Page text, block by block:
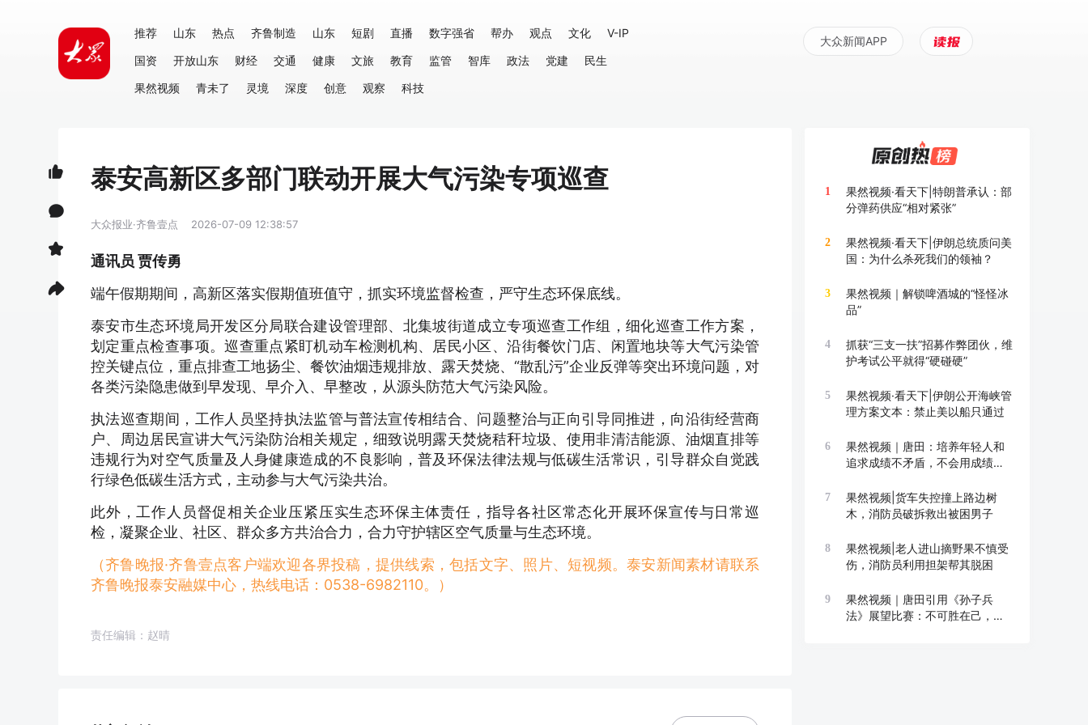
推荐 山东 热点 齐鲁制造 山东 短剧 直播 数字强省 帮办 观点 文化
V-IP
国资
开放山东 财经 交通 健康 文旅 教育 监管 智库 政法 党建
民生
果然视频
青未了 灵境 深度 创意 观察 科技
大众新闻APP
泰安高新区多部门联动开展大气污染专项巡查
大众报业·齐鲁壹点 2026-07-09 12:38:57
通讯员 贾传勇
端午假期期间，高新区落实假期值班值守，抓实环境监督检查，严守生态环保底线。
泰安市生态环境局开发区分局联合建设管理部、北集坡街道成立专项巡查工作组，细化巡查工作方案，
划定重点检查事项。巡查重点紧盯机动车检测机构、居民小区、沿街餐饮门店、闲置地块等大气污染管
控关键点位，重点排查工地扬尘、餐饮油烟违规排放、露天焚烧、“散乱污”企业反弹等突出环境问题，对
各类污染隐患做到早发现、早介入、早整改，从源头防范大气污染风险。
执法巡查期间，工作人员坚持执法监管与普法宣传相结合、问题整治与正向引导同推进，向沿街经营商
户、周边居民宣讲大气污染防治相关规定，细致说明露天焚烧秸秆垃圾、使用非清洁能源、油烟直排等
违规行为对空气质量及人身健康造成的不良影响，普及环保法律法规与低碳生活常识，引导群众自觉践
行绿色低碳生活方式，主动参与大气污染共治。
此外，工作人员督促相关企业压紧压实生态环保主体责任，指导各社区常态化开展环保宣传与日常巡
检，凝聚企业、社区、群众多方共治合力，合力守护辖区空气质量与生态环境。
（齐鲁晚报·齐鲁壹点客户端欢迎各界投稿，提供线索，包括文字、照片、短视频。泰安新闻素材请联系
齐鲁晚报泰安融媒中心，热线电话：0538-6982110。）
责任编辑：赵晴
1
果然视频·看天下|特朗普承认：部
分弹药供应“相对紧张”
2
果然视频·看天下|伊朗总统质问美
国：为什么杀死我们的领袖？
3
果然视频｜解锁啤酒城的“怪怪冰
品”
4
抓获“三支一扶”招募作弊团伙，维
护考试公平就得“硬碰硬”
5
果然视频·看天下|伊朗公开海峡管
理方案文本：禁止美以船只通过
6
果然视频｜唐田：培养年轻人和
追求成绩不矛盾，不会用成绩换
7
果然视频|货车失控撞上路边树
木，消防员破拆救出被困男子
8
果然视频|老人进山摘野果不慎受
伤，消防员利用担架帮其脱困
9
果然视频｜唐田引用《孙子兵
法》展望比赛：不可胜在己，可